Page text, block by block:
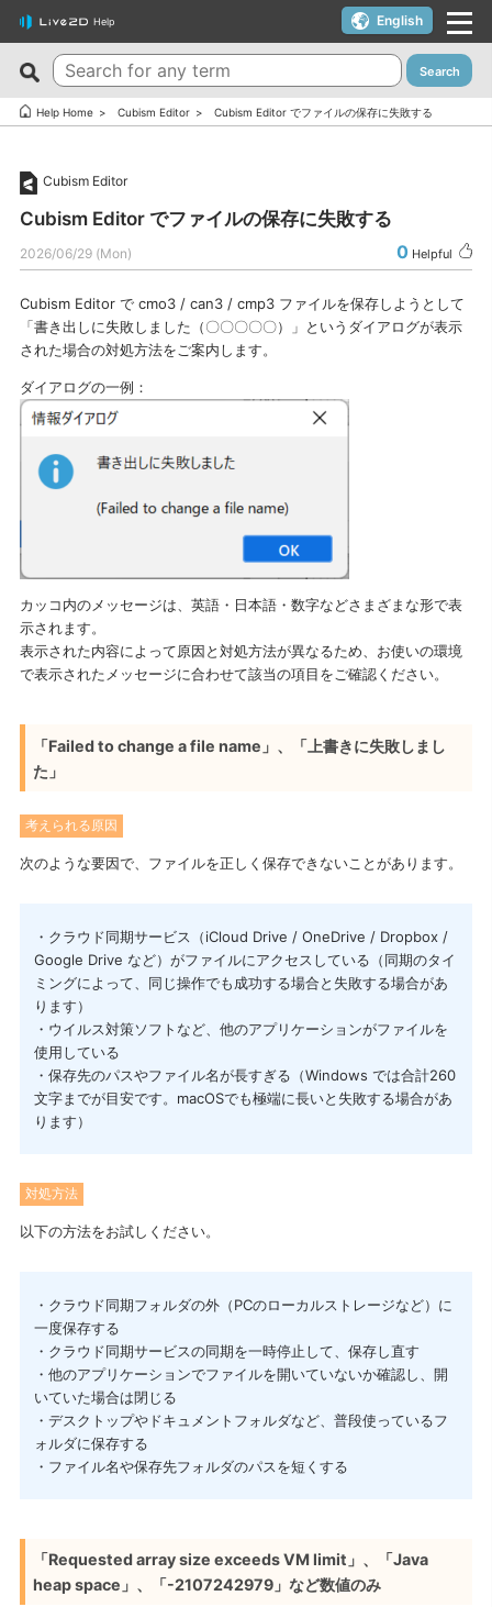
Help
New FAQs
サードパーティ製アプリケーションにおけるCubism Editorお
How do I change my cookie preferences?
Can files (cmo3, can3, moc3) created in the alpha version
of Cubism Editor be opened in other versions?
Editor smoothly?
Is it okay if I use Cubism Editor, Cubism SDK, and/or
sample models with content that uses AI technology?
How to check RLM_DIAGNOSTICS.log
Top 10 Helpful FAQs
Can I use it for free?
Can I use it on multiple PCs with a single license key?
Can I use it for my YouTube or Twitch broadcasts?
Cubism Editor・Viewer does not start or work
properly（Windows）
I received “Payment Error” email (Credit Card)
I want to deactivate a license / transfer it to a new PC.
Search
Help Home Cubism Editor Cubism Editor でファイルの保存に失敗する
Cubism Editor
Cubism Editor でファイルの保存に失敗する
2026/06/29 (Mon) 0 Helpful
Cubism Editor で cmo3 / can3 / cmp3 ファイルを保存しようとして
「書き出しに失敗しました（〇〇〇〇〇）」というダイアログが表示
された場合の対処方法をご案内します。
ダイアログの一例：
カッコ内のメッセージは、英語・日本語・数字などさまざまな形で表
示されます。
表示された内容によって原因と対処方法が異なるため、お使いの環境
で表示されたメッセージに合わせて該当の項目をご確認ください。
「Failed to change a file name」、「上書きに失敗しまし
た」
考えられる原因
次のような要因で、ファイルを正しく保存できないことがあります。
・クラウド同期サービス（iCloud Drive / OneDrive / Dropbox /
Google Drive など）がファイルにアクセスしている（同期のタイ
ミングによって、同じ操作でも成功する場合と失敗する場合があ
ります）
・ウイルス対策ソフトなど、他のアプリケーションがファイルを
使用している
・保存先のパスやファイル名が長すぎる（Windows では合計260
文字までが目安です。macOSでも極端に長いと失敗する場合があ
ります）
対処方法
以下の方法をお試しください。
・クラウド同期フォルダの外（PCのローカルストレージなど）に
一度保存する
・クラウド同期サービスの同期を一時停止して、保存し直す
・他のアプリケーションでファイルを開いていないか確認し、開
いていた場合は閉じる
・デスクトップやドキュメントフォルダなど、普段使っているフ
ォルダに保存する
・ファイル名や保存先フォルダのパスを短くする
「Requested array size exceeds VM limit」、「Java
heap space」、「-2107242979」など数値のみ
English